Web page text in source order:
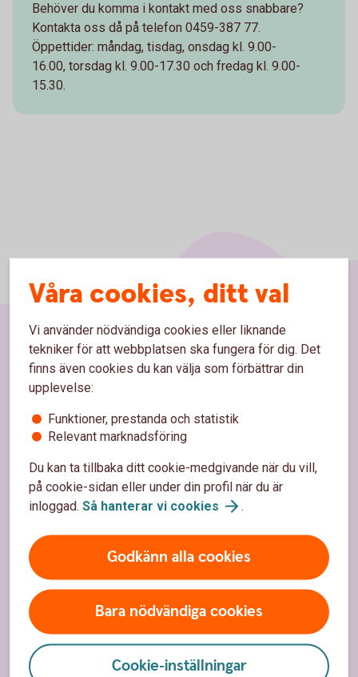
Behöver du komma i kontakt med oss snabbare?
Kontakta oss då på telefon 0459-387 77.
Öppettider: måndag, tisdag, onsdag kl. 9.00-
16.00, torsdag kl. 9.00-17.30 och fredag kl. 9.00-
15.30.
Våra cookies, ditt val
Vi använder nödvändiga cookies eller liknande
tekniker för att webbplatsen ska fungera för dig. Det
finns även cookies du kan välja som förbättrar din
upplevelse:
Funktioner, prestanda och statistik
Relevant marknadsföring
Du kan ta tillbaka ditt cookie-medgivande när du vill,
på cookie-sidan eller under din profil när du är
inloggad. Så hanterar vi cookies .
Godkänn alla cookies
Bara nödvändiga cookies
Cookie-inställningar
Sidfot
Hitta snabbt
Kontakta oss
Spärrhjälp
Priser, räntor och kurser för privatpersoner
Räntor, priser och kurser för företag
Om Sparbanken Eken
Om Sparbanken Eken
Hållbarhet
Samhällsengagemang